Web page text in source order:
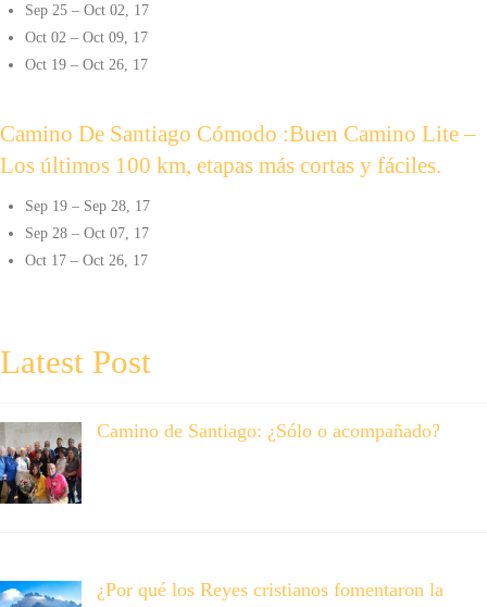
Sep 25 – Oct 02, 17
Oct 02 – Oct 09, 17
Oct 19 – Oct 26, 17
Camino De Santiago Cómodo :Buen Camino Lite –
Los últimos 100 km, etapas más cortas y fáciles.
Sep 19 – Sep 28, 17
Sep 28 – Oct 07, 17
Oct 17 – Oct 26, 17
Latest Post
Camino de Santiago: ¿Sólo o acompañado?
¿Por qué los Reyes cristianos fomentaron la